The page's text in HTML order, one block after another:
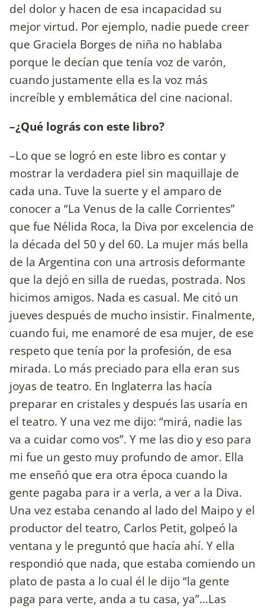
del dolor y hacen de esa incapacidad su
mejor virtud. Por ejemplo, nadie puede creer
que Graciela Borges de niña no hablaba
porque le decían que tenía voz de varón,
cuando justamente ella es la voz más
increíble y emblemática del cine nacional.
–¿Qué lográs con este libro?
–Lo que se logró en este libro es contar y
mostrar la verdadera piel sin maquillaje de
cada una. Tuve la suerte y el amparo de
conocer a “La Venus de la calle Corrientes”
que fue Nélida Roca, la Diva por excelencia de
la década del 50 y del 60. La mujer más bella
de la Argentina con una artrosis deformante
que la dejó en silla de ruedas, postrada. Nos
hicimos amigos. Nada es casual. Me citó un
jueves después de mucho insistir. Finalmente,
cuando fui, me enamoré de esa mujer, de ese
respeto que tenía por la profesión, de esa
mirada. Lo más preciado para ella eran sus
joyas de teatro. En Inglaterra las hacía
preparar en cristales y después las usaría en
el teatro. Y una vez me dijo: “mirá, nadie las
va a cuidar como vos”. Y me las dio y eso para
mi fue un gesto muy profundo de amor. Ella
me enseñó que era otra época cuando la
gente pagaba para ir a verla, a ver a la Diva.
Una vez estaba cenando al lado del Maipo y el
productor del teatro, Carlos Petit, golpeó la
ventana y le preguntó que hacía ahí. Y ella
respondió que nada, que estaba comiendo un
plato de pasta a lo cual él le dijo “la gente
paga para verte, anda a tu casa, ya”…Las